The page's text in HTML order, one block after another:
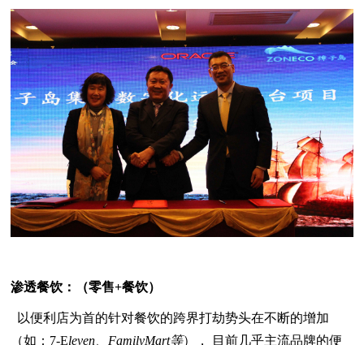
渗透餐饮：（零售+餐饮）
以便利店为首的针对餐饮的跨界打劫势头在不断的增加
（如：7-Eleven、FamilyMart等）， 目前几乎主流品牌的便